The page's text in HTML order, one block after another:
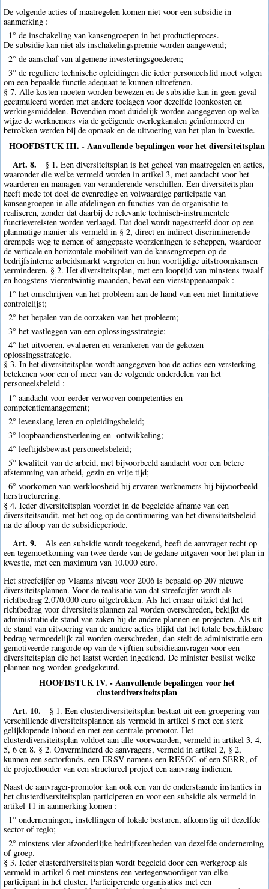
De volgende acties of maatregelen komen niet voor een subsidie in
aanmerking :
1° de inschakeling van kansengroepen in het productieproces.
De subsidie kan niet als inschakelingspremie worden aangewend;
2° de aanschaf van algemene investeringsgoederen;
3° de reguliere technische opleidingen die ieder personeelslid moet volgen
om een bepaalde functie adequaat te kunnen uitoefenen.
§ 7. Alle kosten moeten worden bewezen en de subsidie kan in geen geval
gecumuleerd worden met andere toelagen voor dezelfde loonkosten en
werkingsmiddelen. Bovendien moet duidelijk worden aangegeven op welke
wijze de werknemers via de geëigende overlegkanalen geïnformeerd en
betrokken werden bij de opmaak en de uitvoering van het plan in kwestie.
HOOFDSTUK III. - Aanvullende bepalingen voor het diversiteitsplan
Art. 8.
§ 1. Een diversiteitsplan is het geheel van maatregelen en acties,
waaronder die welke vermeld worden in artikel 3, met aandacht voor het
waarderen en managen van veranderende verschillen. Een diversiteitsplan
heeft mede tot doel de evenredige en volwaardige participatie van
kansengroepen in alle afdelingen en functies van de organisatie te
realiseren, zonder dat daarbij de relevante technisch-instrumentele
functievereisten worden verlaagd. Dat doel wordt nagestreefd door op een
planmatige manier als vermeld in § 2, direct en indirect discriminerende
drempels weg te nemen of aangepaste voorzieningen te scheppen, waardoor
de verticale en horizontale mobiliteit van de kansengroepen op de
bedrijfsinterne arbeidsmarkt vergroten en hun voortijdige uitstroomkansen
verminderen. § 2. Het diversiteitsplan, met een looptijd van minstens twaalf
en hoogstens vierentwintig maanden, bevat een vierstappenaanpak :
1° het omschrijven van het probleem aan de hand van een niet-limitatieve
controlelijst;
2° het bepalen van de oorzaken van het probleem;
3° het vastleggen van een oplossingsstrategie;
4° het uitvoeren, evalueren en verankeren van de gekozen
oplossingsstrategie.
§ 3. In het diversiteitsplan wordt aangegeven hoe de acties een versterking
betekenen voor een of meer van de volgende onderdelen van het
personeelsbeleid :
1° aandacht voor eerder verworven competenties en
competentiemanagement;
2° levenslang leren en opleidingsbeleid;
3° loopbaandienstverlening en -ontwikkeling;
4° leeftijdsbewust personeelsbeleid;
5° kwaliteit van de arbeid, met bijvoorbeeld aandacht voor een betere
afstemming van arbeid, gezin en vrije tijd;
6° voorkomen van werkloosheid bij ervaren werknemers bij bijvoorbeeld
herstructurering.
§ 4. Ieder diversiteitsplan voorziet in de begeleide afname van een
diversiteitsaudit, met het oog op de continuering van het diversiteitsbeleid
na de afloop van de subsidieperiode.
Art. 9.
Als een subsidie wordt toegekend, heeft de aanvrager recht op
een tegemoetkoming van twee derde van de gedane uitgaven voor het plan in
kwestie, met een maximum van 10.000 euro.
Het streefcijfer op Vlaams niveau voor 2006 is bepaald op 207 nieuwe
diversiteitsplannen. Voor de realisatie van dat streefcijfer wordt als
richtbedrag 2.070.000 euro uitgetrokken. Als het ernaar uitziet dat het
richtbedrag voor diversiteitsplannen zal worden overschreden, bekijkt de
administratie de stand van zaken bij de andere plannen en projecten. Als uit
de stand van uitvoering van de andere acties blijkt dat het totale beschikbare
bedrag vermoedelijk zal worden overschreden, dan stelt de administratie een
gemotiveerde rangorde op van de vijftien subsidieaanvragen voor een
diversiteitsplan die het laatst werden ingediend. De minister beslist welke
plannen nog worden goedgekeurd.
HOOFDSTUK IV. - Aanvullende bepalingen voor het
clusterdiversiteitsplan
Art. 10.
§ 1. Een clusterdiversiteitsplan bestaat uit een groepering van
verschillende diversiteitsplannen als vermeld in artikel 8 met een sterk
gelijklopende inhoud en met een centrale promotor. Het
clusterdiversiteitsplan voldoet aan alle voorwaarden, vermeld in artikel 3, 4,
5, 6 en 8. § 2. Onverminderd de aanvragers, vermeld in artikel 2, § 2,
kunnen een sectorfonds, een ERSV namens een RESOC of een SERR, of
de projecthouder van een structureel project een aanvraag indienen.
Naast de aanvrager-promotor kan ook een van de onderstaande instanties in
het clusterdiversiteitsplan participeren en voor een subsidie als vermeld in
artikel 11 in aanmerking komen :
1° ondernemingen, instellingen of lokale besturen, afkomstig uit dezelfde
sector of regio;
2° minstens vier afzonderlijke bedrijfseenheden van dezelfde onderneming
of groep.
§ 3. Ieder clusterdiversiteitsplan wordt begeleid door een werkgroep als
vermeld in artikel 6 met minstens een vertegenwoordiger van elke
participant in het cluster. Participerende organisaties met een